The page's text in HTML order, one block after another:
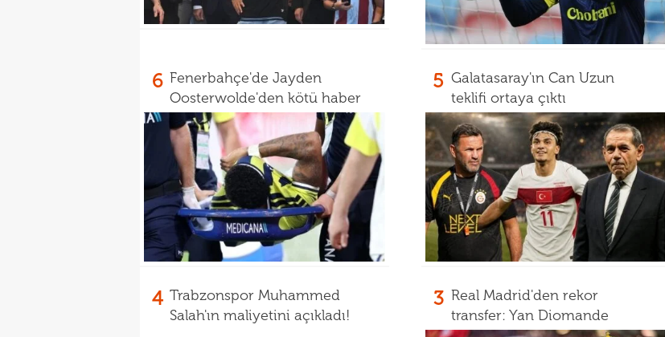
6 Fenerbahçe'de Jayden
Oosterwolde'den kötü haber
5 Galatasaray'ın Can Uzun
teklifi ortaya çıktı
4 Trabzonspor Muhammed
Salah'ın maliyetini açıkladı!
3 Real Madrid'den rekor
transfer: Yan Diomande